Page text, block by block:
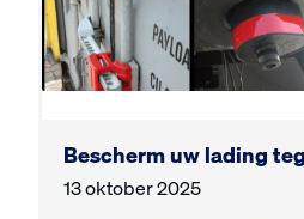
Bescherm uw lading
13 oktober 2025